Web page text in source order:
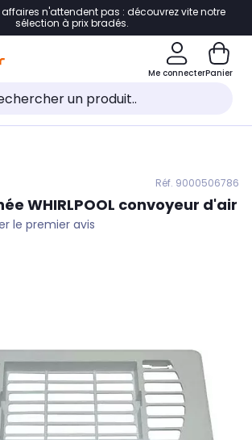
à la navigation
au pied de page
au chatbot
affaires n'attendent pas : découvrez vite notre
sélection à prix bradés.
Me connecterPanier
Réf. 9000506786
WHIRLPOOL convoyeur d'air
le premier avis